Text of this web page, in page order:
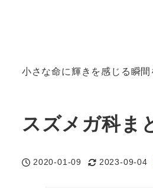
小さな命に輝きを感じる瞬間
スズメガ科ま
投稿日
2020-01-09
更新日
2023-09-04